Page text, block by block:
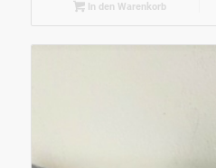
In den Warenkorb